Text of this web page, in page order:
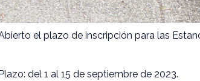
el plazo de inscripción para las
Plazo: del 1 al 15 de septiembre de 2023.